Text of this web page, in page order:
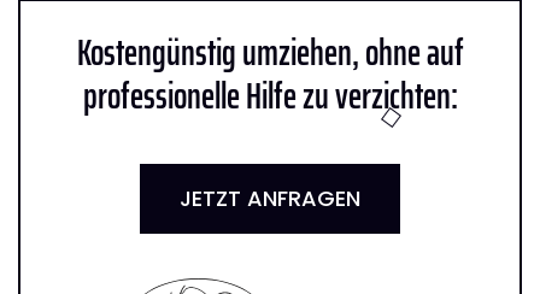
Kostengünstig umziehen, ohne auf
professionelle Hilfe zu verzichten:
JETZT ANFRAGEN